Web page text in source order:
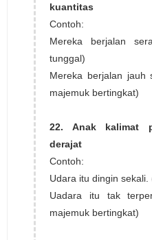
kuantitas
Contoh:
Mereka berjalan
tunggal)
Mereka berjalan jauh
majemuk bertingkat)
22. Anak kalimat
derajat
Contoh:
Udara itu dingin
Uadara itu tak
majemuk bertingkat)